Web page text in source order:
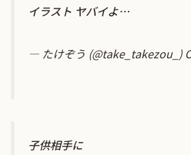
イラスト ヤバイよ…
— たけぞう (@take_takezou_)
子供相手に